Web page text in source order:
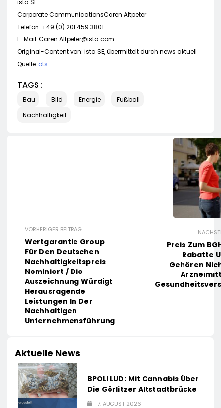
ista SE
Corporate CommunicationsCaren Altpeter
Telefon: +49 (0) 201 459 3801
E-Mail: Caren.Altpeter@ista.com
Original-Content von: ista SE, übermittelt durch news aktuell
Quelle: ots
TAGS :
Bau Bild Energie
Fußball
Nachhaltigkeit
VORHERIGER BEITRAG
Wertgarantie Group
Für Den Deutschen
Nachhaltigkeitspreis
Nominiert / Die
Auszeichnung Würdigt
Herausragende
Leistungen In Der
Nachhaltigen
Unternehmensführung
Preis Zum
Rabatte
Gehören
Aktuelle News
BPOLI LUD: Mit Cannabis Über
Die Görlitzer Altstadtbrücke
7. AUGUST 2026